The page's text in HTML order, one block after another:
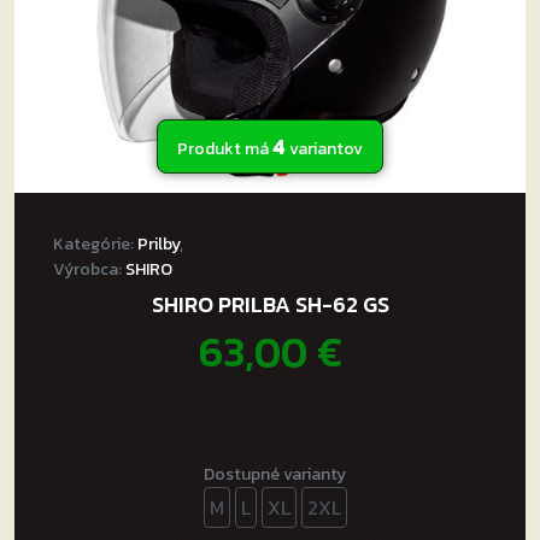
produktu.
Produkt má4variantov
Kategórie:Prilby,
Výrobca:SHIRO
SHIRO PRILBA SH-62 GS
63,00€
Dostupné varianty
M L XL 2XL